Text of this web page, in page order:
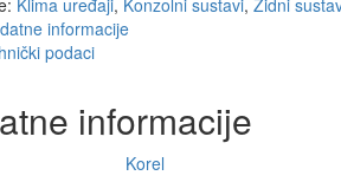
Klima uređaji, Konzolni sustavi, Zidni
informacije
podaci
informacije
Korel